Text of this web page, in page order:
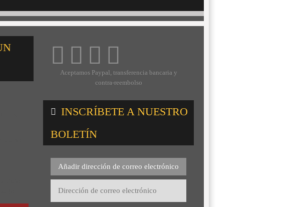
Aceptamos Paypal, transferencia bancaria y
contra-reembolso
INSCRÍBETE A NUESTRO
BOLETÍN
Añadir dirección de correo electrónico